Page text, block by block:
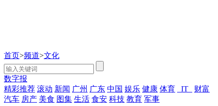
首页>频道>文化
数字报
精彩推荐 滚动 新闻 广州 广东 中国 娱乐 健康 体育 IT
财富
汽车 房产 美食 图集 生活 食安 科技 教育 军事